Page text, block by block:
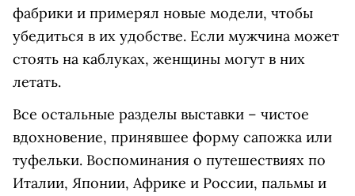
фабрики и примерял новые модели, чтобы
убедиться в их удобстве. Если мужчина может
стоять на каблуках, женщины могут в них
летать.
Все остальные разделы выставки – чистое
вдохновение, принявшее форму сапожка или
туфельки. Воспоминания о путешествиях по
Италии, Японии, Африке и России, пальмы и